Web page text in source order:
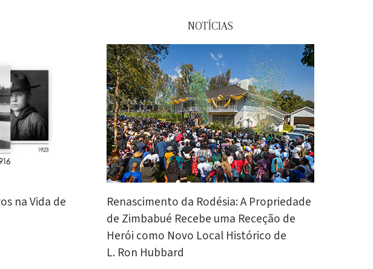
na Vida de
NOTÍCIAS
Renascimento da Rodésia: A Propriedade
de Zimbabué Recebe uma Receção de
Herói como Novo Local Histórico de
L. Ron Hubbard